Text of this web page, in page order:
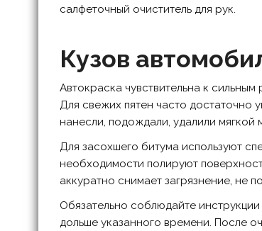
салфеточный очиститель для рук.
Кузов
Автокраска чувствительна к
Для свежих пятен часто достаточно
нанесли, подождали, удалили
Для засохшего битума используют
необходимости полируют
аккуратно снимает загрязнение, не
Обязательно соблюдайте
дольше указанного времени. После